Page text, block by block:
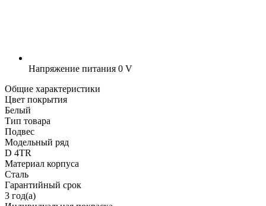
Напряжение питания 0 V
Общие характеристики
Цвет покрытия
Белый
Тип товара
Подвес
Модельный ряд
D 4TR
Материал корпуса
Сталь
Гарантийный срок
3 год(а)